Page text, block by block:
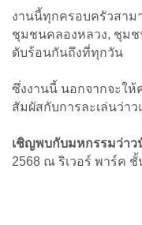
งานนี้ทุกครอบครัวสาม
ชุมชนคลองหลวง, ชุมช
ดับร้อนกันถึงที่ทุกวัน
ซึ่งงานนี้ นอกจากจะให้
สัมผัสกับการละเล่นว่า
เชิญพบกับมหกรรมว่าว
2568 ณ ริเวอร์ พาร์ค ชั้